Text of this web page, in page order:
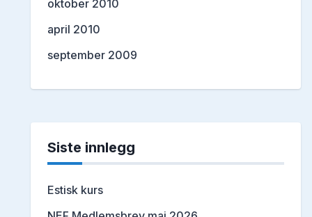
oktober 2010
april 2010
september 2009
Siste innlegg
Estisk kurs